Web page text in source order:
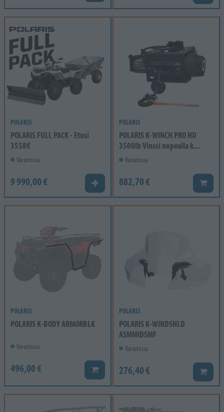
POLARIS
POLARIS FULL PACK - Etusi
3558€
Varastossa
9 990,00 € Tarjouspyyntö
POLARIS
POLARIS K-WINCH PRO HD
3500lb Vinssi nopealla k...
Varastossa
882,70 € Lisää
POLARIS
POLARIS K-BODY ARMORBLK
Varastossa
496,00 € Lisää koriin
POLARIS
POLARIS K-WINDSHLD
ASMMIDSMF
Varastossa
276,40 € Lisää